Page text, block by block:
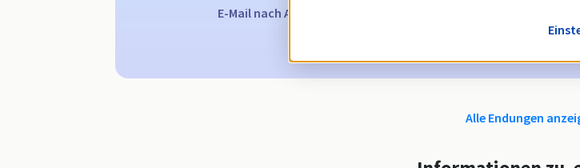
E-Mail nach Ablauf der Rückgewinnungsfrist zur
Alle Endungen